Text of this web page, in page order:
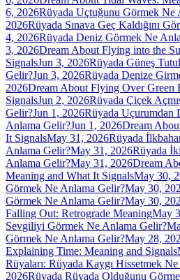
6, 2026Rüyada Uçtuğunu Görmek Ne
2026Rüyada Sınava Geç Kaldığını
4, 2026Rüyada Deniz Görmek Ne
3, 2026Dream About Flying into the
SignalsJun 3, 2026Rüyada Güneş
Gelir?Jun 3, 2026Rüyada Denize
2026Dream About Flying Over Green
SignalsJun 2, 2026Rüyada Çiçek
Gelir?Jun 1, 2026Rüyada Uçurumdan
Anlama Gelir?Jun 1, 2026Dream
It SignalsMay 31, 2026Rüyada
Anlama Gelir?May 31, 2026Rüyada
Anlama Gelir?May 31, 2026Dream
Meaning and What It SignalsMay 30,
Görmek Ne Anlama Gelir?May 30,
Görmek Ne Anlama Gelir?May 30,
Falling Out: Retrograde MeaningMay
Sevgiliyi Görmek Ne Anlama Gelir?
Görmek Ne Anlama Gelir?May 28,
Explaining Time: Meaning and Signals
Rüyaları: Rüyada Kaygı Hissetmek
2026Rüyada Rüyada Olduğunu